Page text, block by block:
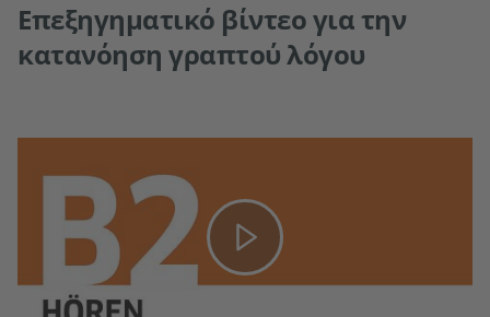
Επεξηγηματικό βίντεο για την
κατανόηση γραπτού λόγου